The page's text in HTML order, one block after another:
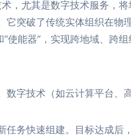
尤其是数字技术服务，
突破了传统实体组织在
能器”，实现跨地域、跨组
字技术（如云计算平台、
任务快速组建。目标达成